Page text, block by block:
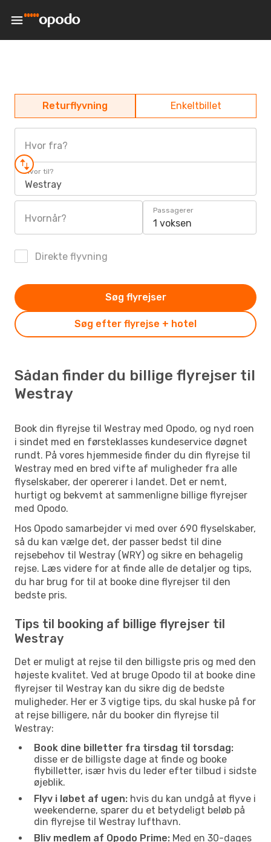
Returflyvning Enkeltbillet
Hvor fra?
Hvor til?
Westray
Hvornår?
Passagerer
1 voksen
Direkte flyvning
Søg efter flyrejse + hotel
Søg flyrejser
Sådan finder du billige flyrejser til
Westray
Book din flyrejse til Westray med Opodo, og nyd roen
i sindet med en førsteklasses kundeservice døgnet
rundt. På vores hjemmeside finder du din flyrejse til
Westray med en bred vifte af muligheder fra alle
flyselskaber, der opererer i landet. Det er nemt,
hurtigt og bekvemt at sammenligne billige flyrejser
med Opodo.
Hos Opodo samarbejder vi med over 690 flyselskaber,
så du kan vælge det, der passer bedst til dine
rejsebehov til Westray (WRY) og sikre en behagelig
rejse. Læs videre for at finde alle de detaljer og tips,
du har brug for til at booke dine flyrejser til den
bedste pris.
Tips til booking af billige flyrejser til
Westray
Det er muligt at rejse til den billigste pris og med den
højeste kvalitet. Ved at bruge Opodo til at booke dine
flyrejser til Westray kan du sikre dig de bedste
muligheder. Her er 3 vigtige tips, du skal huske på for
at rejse billigere, når du booker din flyrejse til
Westray:
Book dine billetter fra tirsdag til torsdag:
disse er de billigste dage at finde og booke
flybilletter, især hvis du leder efter tilbud i sidste
øjeblik.
Flyv i løbet af ugen: hvis du kan undgå at flyve i
weekenderne, sparer du et betydeligt beløb på
din flyrejse til Westray lufthavn.
Bliv medlem af Opodo Prime: Med en 30-dages